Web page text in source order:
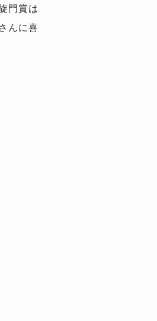
門賞は
んに喜